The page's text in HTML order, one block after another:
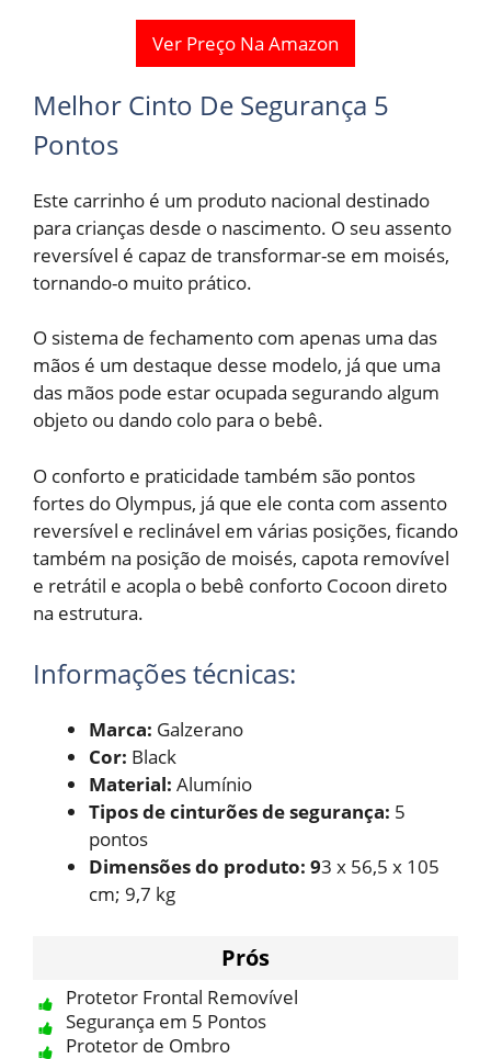
Ver Preço Na Amazon
Melhor Cinto De Segurança 5
Pontos
Este carrinho é um produto nacional destinado
para crianças desde o nascimento. O seu assento
reversível é capaz de transformar-se em moisés,
tornando-o muito prático.
O sistema de fechamento com apenas uma das
mãos é um destaque desse modelo, já que uma
das mãos pode estar ocupada segurando algum
objeto ou dando colo para o bebê.
O conforto e praticidade também são pontos
fortes do Olympus, já que ele conta com assento
reversível e reclinável em várias posições, ficando
também na posição de moisés, capota removível
e retrátil e acopla o bebê conforto Cocoon direto
na estrutura.
Informações técnicas:
Marca: Galzerano
Cor: Black
Material: Alumínio
Tipos de cinturões de segurança: 5
pontos
Dimensões do produto: 93 x 56,5 x 105
cm; 9,7 kg
Prós
Protetor Frontal Removível
Segurança em 5 Pontos
Protetor de Ombro